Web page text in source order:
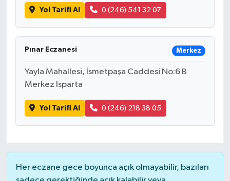
Yol Tarifi Al 0 (246) 541 32 07
Pınar Eczanesi Merkez
Yayla Mahallesi, İsmetpaşa Caddesi No:6 B
Merkez Isparta
Yol Tarifi Al 0 (246) 218 38 05
Her eczane gece boyunca açık olmayabilir, bazıları